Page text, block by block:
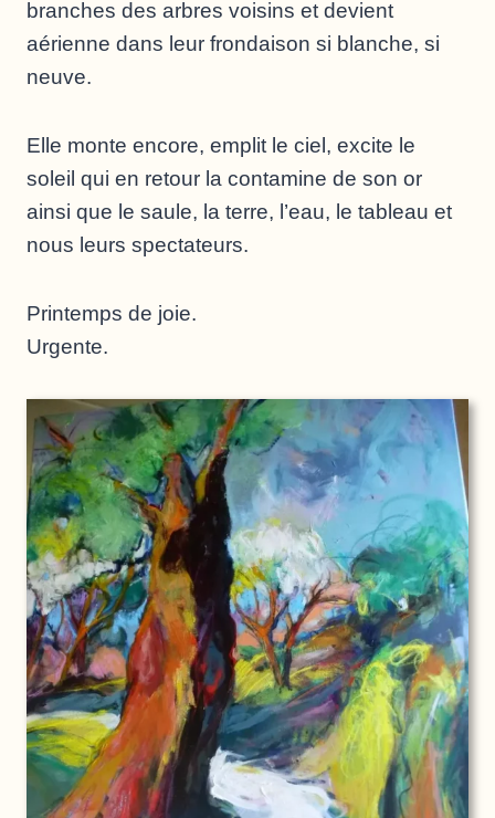
branches des arbres voisins et devient
aérienne dans leur frondaison si blanche, si
neuve.
Elle monte encore, emplit le ciel, excite le
soleil qui en retour la contamine de son or
ainsi que le saule, la terre, l’eau, le tableau et
nous leurs spectateurs.
Printemps de joie.
Urgente.